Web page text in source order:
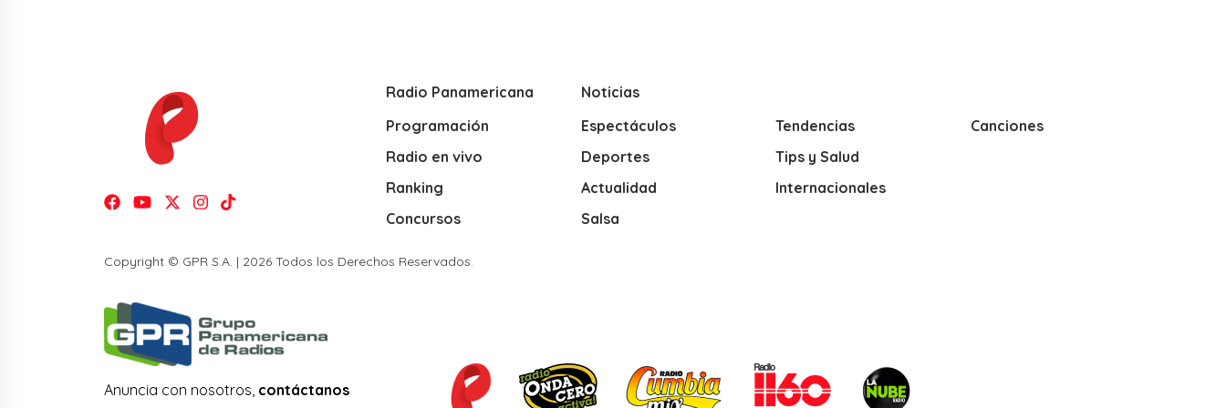
Radio Panamericana
Programación
Radio en vivo
Ranking
Concursos
Noticias
Espectáculos
Deportes
Actualidad
Salsa
Tendencias
Tips y Salud
Internacionales
Canciones
Copyright © GPR S.A. | 2026 Todos los Derechos Reservados.
Anuncia con nosotros, contáctanos